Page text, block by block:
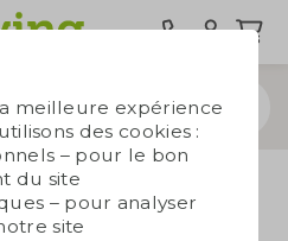
Sacs recyclés
Sac de voyage pour bouteille recyclé
meilleure expérience
des cookies :
– pour le bon
du site
– pour analyser
site